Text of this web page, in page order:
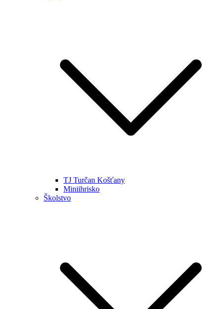
TJ Turčan Košťany
Miniihrisko
Školstvo